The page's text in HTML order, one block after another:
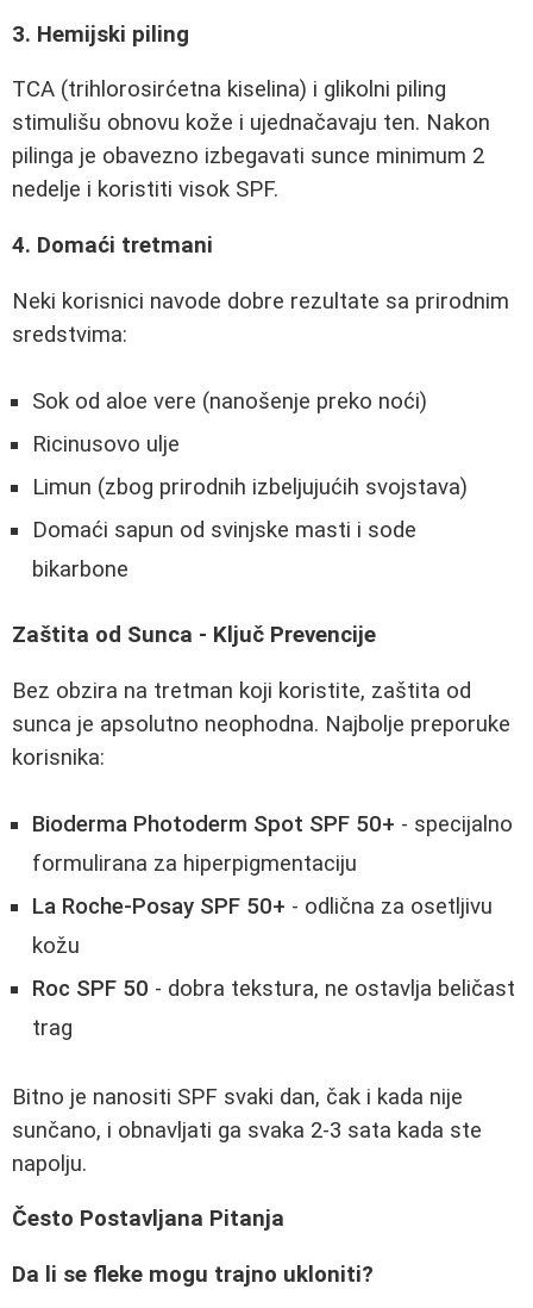
3. Hemijski piling
TCA (trihlorosirćetna kiselina) i glikolni piling
stimulišu obnovu kože i ujednačavaju ten. Nakon
pilinga je obavezno izbegavati sunce minimum 2
nedelje i koristiti visok SPF.
4. Domaći tretmani
Neki korisnici navode dobre rezultate sa prirodnim
sredstvima:
Sok od aloe vere (nanošenje preko noći)
Ricinusovo ulje
Limun (zbog prirodnih izbeljujućih svojstava)
Domaći sapun od svinjske masti i sode
bikarbone
Zaštita od Sunca - Ključ Prevencije
Bez obzira na tretman koji koristite, zaštita od
sunca je apsolutno neophodna. Najbolje preporuke
korisnika:
Bioderma Photoderm Spot SPF 50+ - specijalno
formulirana za hiperpigmentaciju
La Roche-Posay SPF 50+ - odlična za osetljivu
kožu
Roc SPF 50 - dobra tekstura, ne ostavlja beličast
trag
Bitno je nanositi SPF svaki dan, čak i kada nije
sunčano, i obnavljati ga svaka 2-3 sata kada ste
napolju.
Često Postavljana Pitanja
Da li se fleke mogu trajno ukloniti?